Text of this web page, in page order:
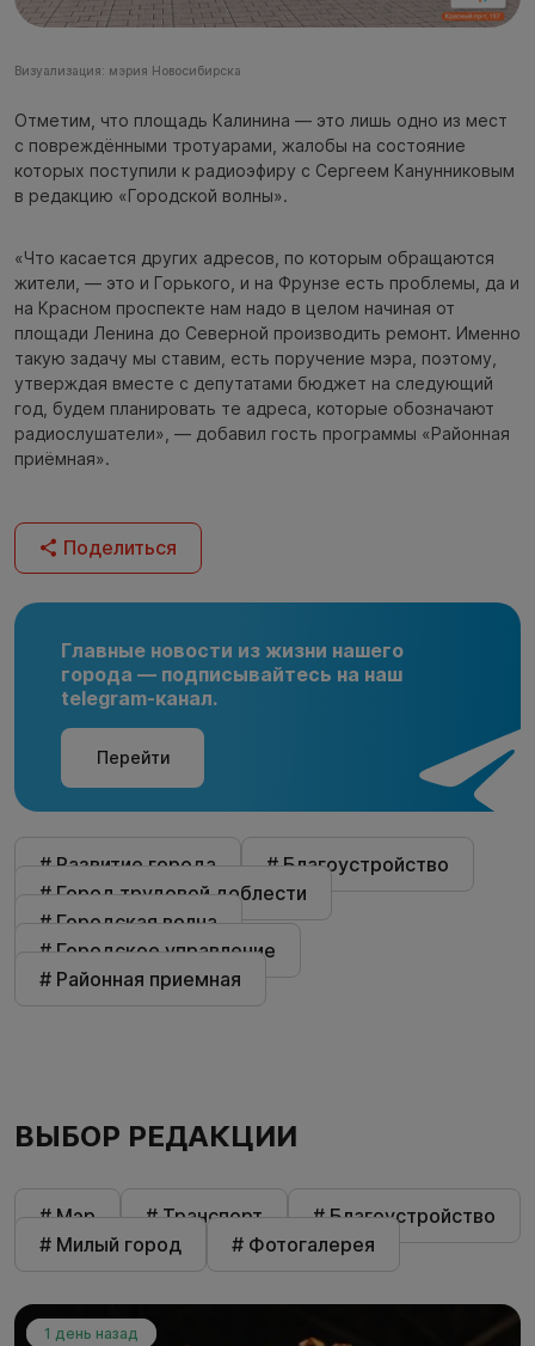
Визуализация: мэрия Новосибирска
Отметим, что площадь Калинина — это лишь одно из мест
с повреждёнными тротуарами, жалобы на состояние
которых поступили к радиоэфиру с Сергеем Канунниковым
в редакцию «Городской волны».
«Что касается других адресов, по которым обращаются
жители, — это и Горького, и на Фрунзе есть проблемы, да и
на Красном проспекте нам надо в целом начиная от
площади Ленина до Северной производить ремонт. Именно
такую задачу мы ставим, есть поручение мэра, поэтому,
утверждая вместе с депутатами бюджет на следующий
год, будем планировать те адреса, которые обозначают
радиослушатели», — добавил гость программы «Районная
приёмная».
Поделиться
Главные новости из жизни нашего
города — подписывайтесь на наш
telegram-канал.
Перейти
# Развитие города
# Благоустройство
# Город трудовой доблести
# Городская волна
# Городское управление
# Районная приемная
ВЫБОР РЕДАКЦИИ
# Мэр # Транспорт
# Благоустройство
# Милый город
# Фотогалерея
1 день назад